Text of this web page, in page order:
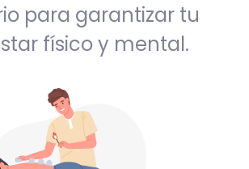
para garantizar tu
físico y mental.